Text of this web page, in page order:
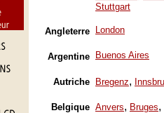
Stuttgart
Angleterre London
Argentine Buenos Aires
Autriche Bregenz,
Belgique Anvers, Bruges,